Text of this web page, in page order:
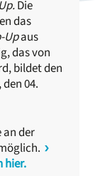
Die
das
Upaus
das von
bildet den
04.
an der
hier.